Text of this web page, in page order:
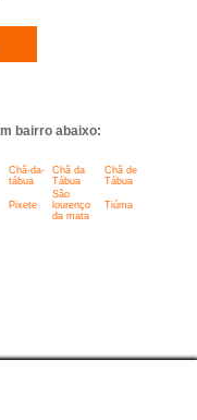
bairro abaixo:
Chã-da-
tábua
Chã da
Tábua
Chã de
Tábua
Pixete
São
lourenço
da mata
Tiúma